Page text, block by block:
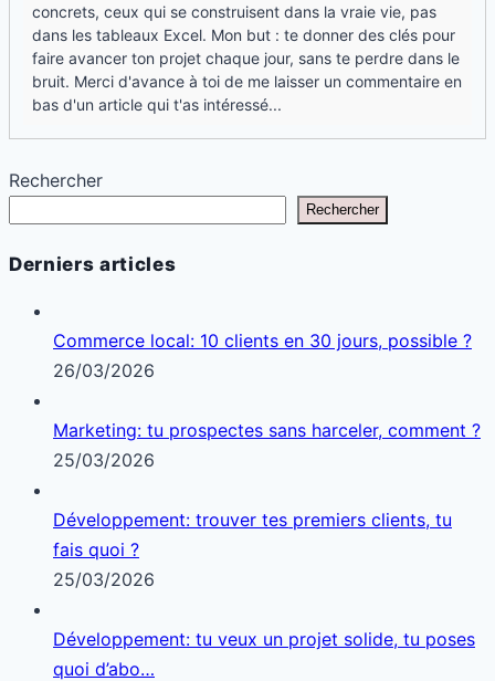
concrets, ceux qui se construisent dans la vraie vie, pas
dans les tableaux Excel. Mon but : te donner des clés pour
faire avancer ton projet chaque jour, sans te perdre dans le
bruit. Merci d'avance à toi de me laisser un commentaire en
bas d'un article qui t'as intéressé...
Rechercher
Rechercher
Derniers articles
Commerce local: 10 clients en 30 jours, possible ?
26/03/2026
Marketing: tu prospectes sans harceler, comment ?
25/03/2026
Développement: trouver tes premiers clients, tu
fais quoi ?
25/03/2026
Développement: tu veux un projet solide, tu poses
quoi d’abo…